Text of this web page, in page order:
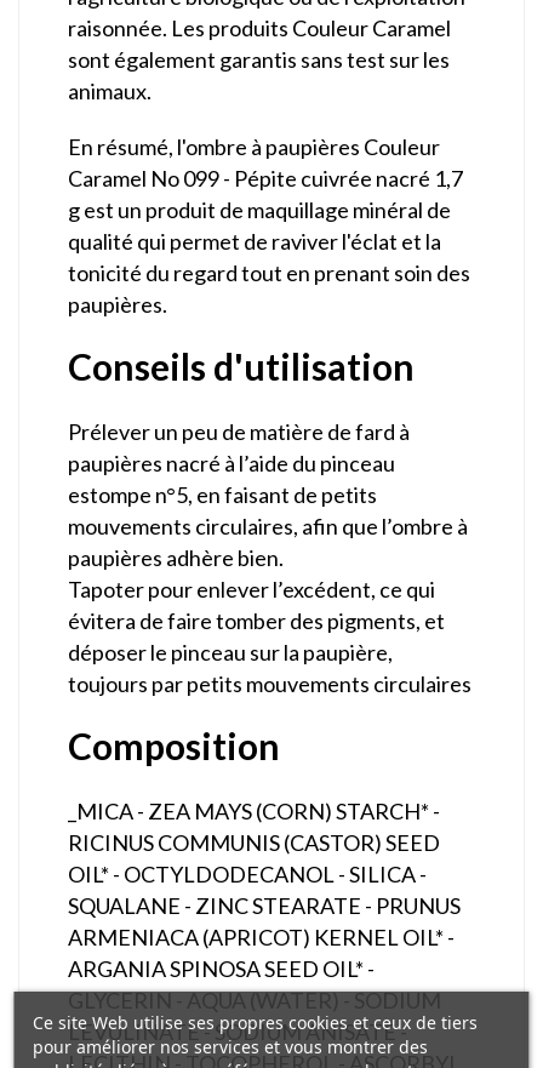
raisonnée. Les produits Couleur Caramel
sont également garantis sans test sur les
animaux.
En résumé, l'ombre à paupières Couleur
Caramel No 099 - Pépite cuivrée nacré 1,7
g est un produit de maquillage minéral de
qualité qui permet de raviver l'éclat et la
tonicité du regard tout en prenant soin des
paupières.
Conseils d'utilisation
Prélever un peu de matière de fard à
paupières nacré à l’aide du pinceau
estompe n°5, en faisant de petits
mouvements circulaires, afin que l’ombre à
paupières adhère bien.
Tapoter pour enlever l’excédent, ce qui
évitera de faire tomber des pigments, et
déposer le pinceau sur la paupière,
toujours par petits mouvements circulaires
Composition
_MICA - ZEA MAYS (CORN) STARCH* -
RICINUS COMMUNIS (CASTOR) SEED
OIL* - OCTYLDODECANOL - SILICA -
SQUALANE - ZINC STEARATE - PRUNUS
ARMENIACA (APRICOT) KERNEL OIL* -
ARGANIA SPINOSA SEED OIL* -
GLYCERIN - AQUA (WATER) - SODIUM
LEVULINATE - SODIUM ANISATE -
Ce site Web utilise ses propres cookies et ceux de tiers
pour améliorer nos services et vous montrer des